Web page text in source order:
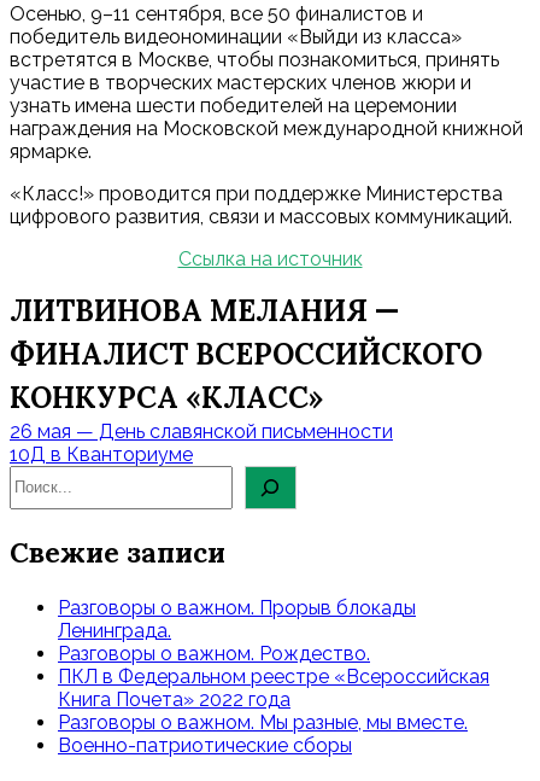
Осенью, 9–11 сентября, все 50 финалистов и
победитель видеономинации «Выйди из класса»
встретятся в Москве, чтобы познакомиться, принять
участие в творческих мастерских членов жюри и
узнать имена шести победителей на церемонии
награждения на Московской международной книжной
ярмарке.
«Класс!» проводится при поддержке Министерства
цифрового развития, связи и массовых коммуникаций.
Ссылка на источник
ЛИТВИНОВА МЕЛАНИЯ —
ФИНАЛИСТ ВСЕРОССИЙСКОГО
КОНКУРСА «КЛАСС»
Навигация
по
записям
26 мая — День славянской письменности
10Д в Кванториуме
Свежие записи
Разговоры о важном. Прорыв блокады
Ленинграда.
Разговоры о важном. Рождество.
ПКЛ в Федеральном реестре «Всероссийская
Книга Почета» 2022 года
Разговоры о важном. Мы разные, мы вместе.
Военно-патриотические сборы